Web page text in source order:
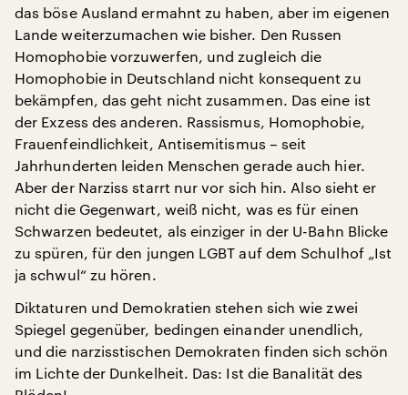
das böse Ausland ermahnt zu haben, aber im eigenen
Lande weiterzumachen wie bisher. Den Russen
Homophobie vorzuwerfen, und zugleich die
Homophobie in Deutschland nicht konsequent zu
bekämpfen, das geht nicht zusammen. Das eine ist
der Exzess des anderen. Rassismus, Homophobie,
Frauenfeindlichkeit, Antisemitismus – seit
Jahrhunderten leiden Menschen gerade auch hier.
Aber der Narziss starrt nur vor sich hin. Also sieht er
nicht die Gegenwart, weiß nicht, was es für einen
Schwarzen bedeutet, als einziger in der U-Bahn Blicke
zu spüren, für den jungen LGBT auf dem Schulhof „Ist
ja schwul“ zu hören.
Diktaturen und Demokratien stehen sich wie zwei
Spiegel gegenüber, bedingen einander unendlich,
und die narzisstischen Demokraten finden sich schön
im Lichte der Dunkelheit. Das: Ist die Banalität des